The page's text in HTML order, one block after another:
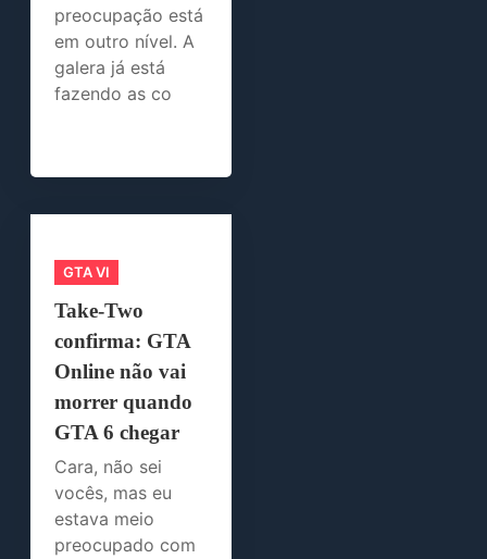
preocupação está
em outro nível. A
galera já está
fazendo as co
GTA VI
Take-Two
confirma: GTA
Online não vai
morrer quando
GTA 6 chegar
Cara, não sei
vocês, mas eu
estava meio
preocupado com